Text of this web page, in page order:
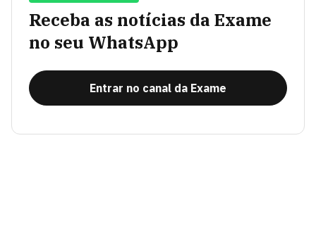
Receba as notícias da Exame
no seu WhatsApp
Entrar no canal da Exame